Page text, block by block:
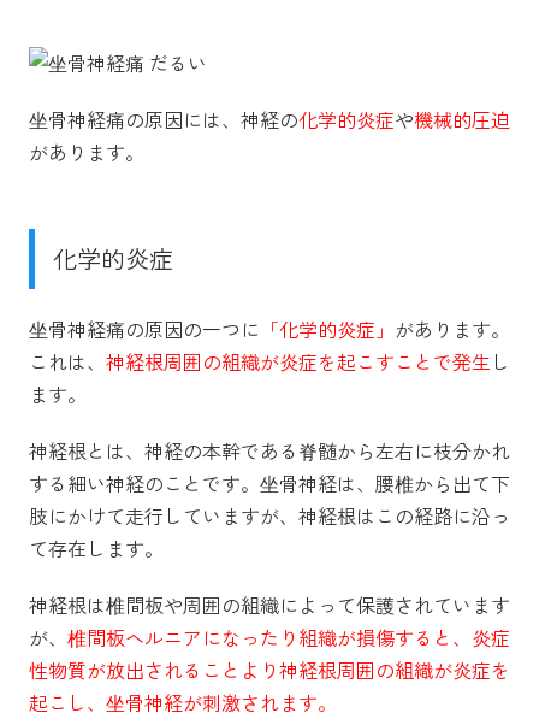
坐骨神経痛の原因には、神経の化学的炎症や機械的圧迫
があります。
化学的炎症
坐骨神経痛の原因の一つに 「化学的炎症」 があります。
これは、 神経根周囲の組織が炎症を起こすことで発生 し
ます。
神経根とは、神経の本幹である脊髄から左右に枝分かれ
する細い神経のことです。坐骨神経は、腰椎から出て下
肢にかけて走行していますが、神経根はこの経路に沿っ
て存在します。
神経根は椎間板や周囲の組織によって保護されています
が、 椎間板ヘルニアになったり組織が損傷すると、炎症
性物質が放出されることより神経根周囲の組織が炎症を
起こし、坐骨神経が刺激されます。